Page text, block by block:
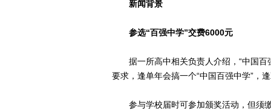
新闻背景
参选“百强中学”交费6000元
据一所高中相关负责人介绍，“中国百
要求，逢单年会搞一个“中国百强中学”，
参与学校届时可参加颁奖活动，但须缴